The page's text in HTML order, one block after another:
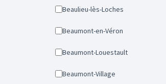
Beaulieu-lès-Loches
Beaumont-en-Véron
Beaumont-Louestault
Beaumont-Village